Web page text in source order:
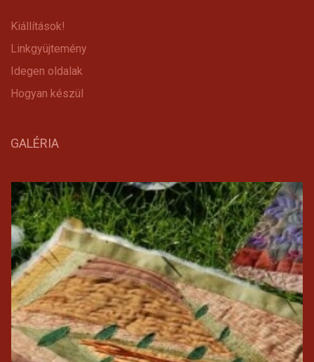
Kiállítások!
Linkgyüjtemény
Idegen oldalak
Hogyan készül
GALÉRIA